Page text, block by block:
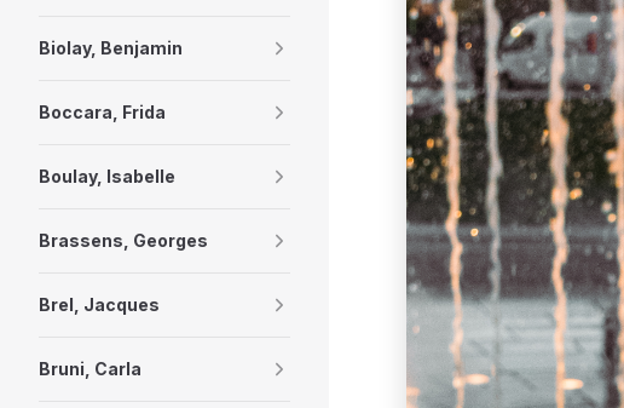
Biolay, Benjamin
Boccara, Frida
Boulay, Isabelle
Brassens, Georges
Brel, Jacques
Bruni, Carla